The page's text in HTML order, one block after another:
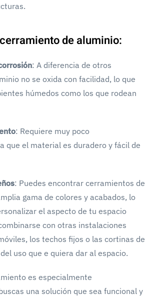
de aluminio:
: A diferencia de otros
no se oxida con facilidad, lo que
húmedos como los que rodean
: Requiere muy poco
que el material es duradero y fácil de
: Puedes encontrar cerramientos de
gama de colores y acabados, lo
el aspecto de tu espacio
con otras instalaciones
los techos fijos o las cortinas de
uso que e quiera dar al espacio.
es especialmente
una solución que sea funcional y